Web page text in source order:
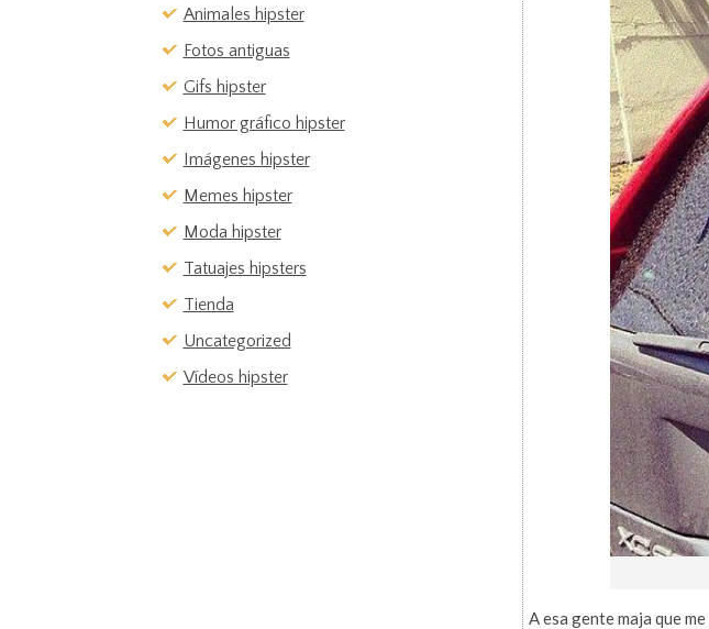
Animales hipster
Fotos antiguas
Gifs hipster
Humor gráfico hipster
Imágenes hipster
Memes hipster
Moda hipster
Tatuajes hipsters
Tienda
Uncategorized
Vídeos hipster
A esa gente maja que